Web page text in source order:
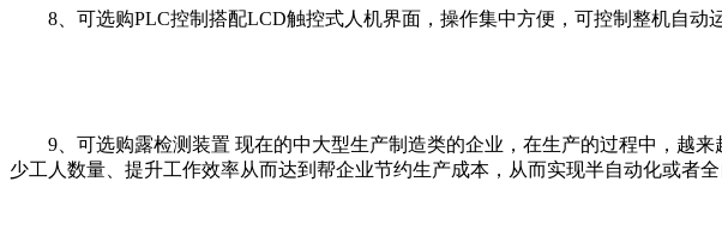
8、可选购PLC控制搭配LCD触控式人机界面，操作集中方便，可控制整机自动
9、可选购露检测装置 现在的中大型生产制造类的企业，在生产的过程中，越来
少工人数量、提升工作效率从而达到帮企业节约生产成本，从而实现半自动化或者全